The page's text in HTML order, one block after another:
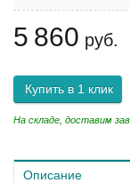
5 860 руб.
Купить в 1 клик
На складе, доставим
Описание